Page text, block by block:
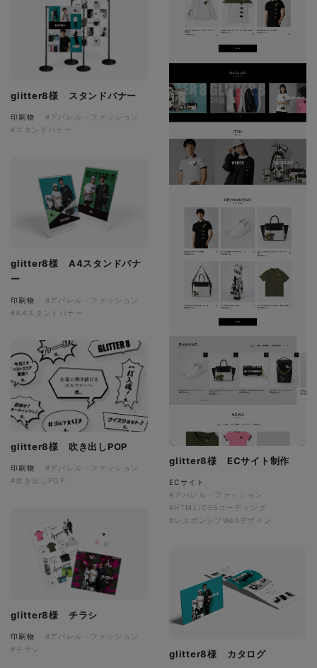
glitter8様 ECサイト制作
ECサイト
#アパレル・ファッション
#HTML/CSSコーディング
#レスポンシブWebデザイン
glitter8様 スタンドバナー
印刷物
#アパレル・ファッション
#スタンドバナー
glitter8様 A4スタンドバナ
ー
印刷物
#アパレル・ファッション
#A4スタンドバナー
glitter8様 吹き出しPOP
印刷物
#アパレル・ファッション
#吹き出しPOP
glitter8様 チラシ
印刷物
#アパレル・ファッション
#チラシ
glitter8様 カタログ